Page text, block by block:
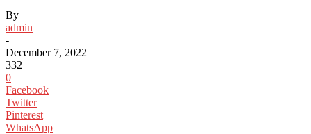
By
admin
-
December 7, 2022
332
0
Facebook
Twitter
Pinterest
WhatsApp